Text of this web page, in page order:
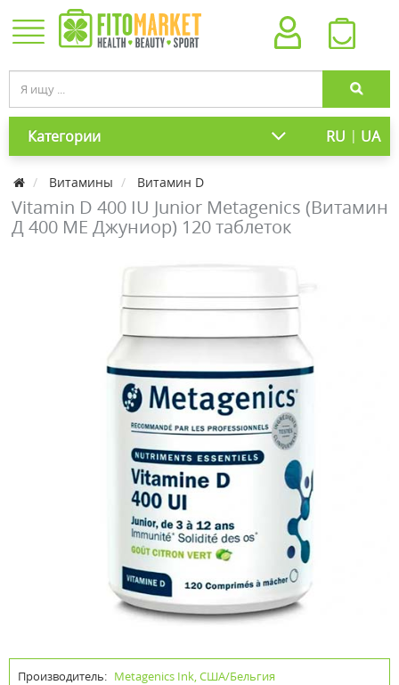
Категории RU | UA
Витамины Витамин D
Vitamin D 400 IU Junior Metagenics (Витамин
Д 400 МЕ Джуниор) 120 таблеток
Производитель: Metagenics Ink, США/Бельгия